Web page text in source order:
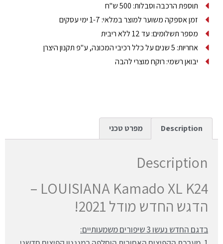
תוספת הרכבה וסבלות: 500 ש"ח
זמן אספקה משוער למוצר במלאי: 1-7 ימי עסקים‬
מספר תשלומים: עד 12 ללא ריבית
אחריות: 5 שנים על כלל רכיבי המכונה, ע"פ תקנון היצרן‫
יבואן רשמי: רוקח מוצרי להבה
Description מפרט טכני
Description
LOUISIANA Kamado XL K24 –
הדגש החדש מודל 2021!
בדגם החדש נעשו 3 שיפורים משמעותיים: